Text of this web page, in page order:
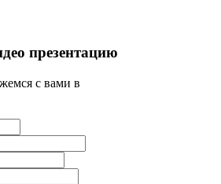
презентацию
с вами в